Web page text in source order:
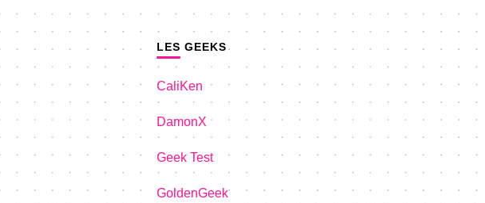
LES GEEKS
CaliKen
DamonX
Geek Test
GoldenGeek